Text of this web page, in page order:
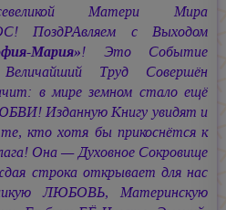
Матери Мира
ПоздРАвляем с Выходом
Мария»! Это Событие
Труд Совершён
в мире земном стало ещё
Изданную Книгу увидят и
кто хотя бы прикоснётся к
Она — Духовное Сокровище
строка открывает для нас
ЛЮБОВЬ, Материнскую